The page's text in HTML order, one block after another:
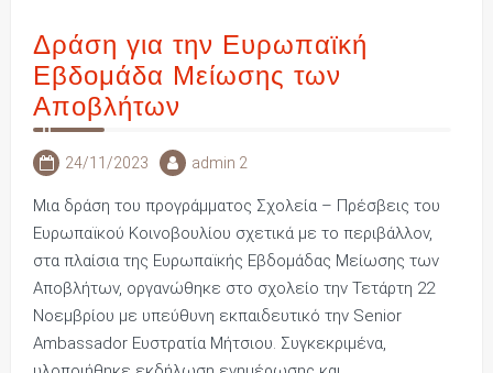
Δράση για την Ευρωπαϊκή
Εβδομάδα Μείωσης των
Αποβλήτων
24/11/2023 admin 2
Μια δράση του προγράμματος Σχολεία – Πρέσβεις του
Ευρωπαϊκού Κοινοβουλίου σχετικά με το περιβάλλον,
στα πλαίσια της Ευρωπαϊκής Εβδομάδας Μείωσης των
Αποβλήτων, οργανώθηκε στο σχολείο την Τετάρτη 22
Νοεμβρίου με υπεύθυνη εκπαιδευτικό την Senior
Ambassador Ευστρατία Μήτσιου. Συγκεκριμένα,